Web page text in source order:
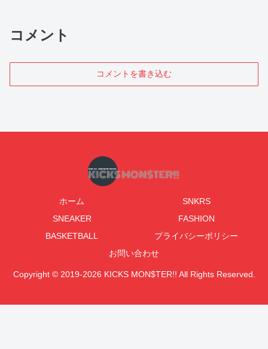
コメント
コメントを書き込む
ホーム
SNKRS
SNEAKER
FASHION
BASKETBALL
プライバシーポリシー
お問い合わせ
Copyright © 2019-2026 KICKS MON$TER!! All Rights Reserved.